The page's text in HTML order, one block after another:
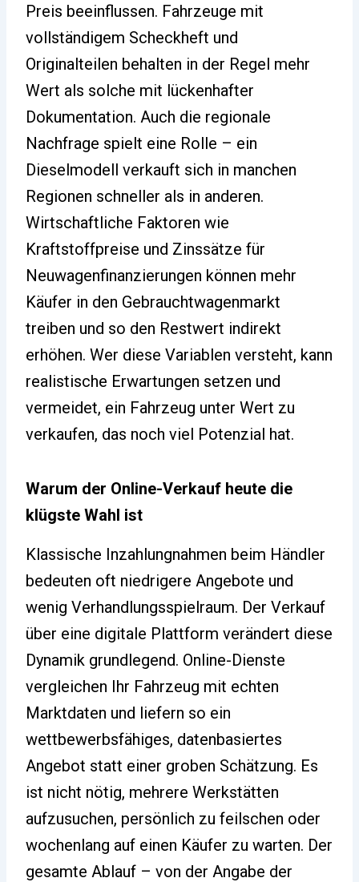
Preis beeinflussen. Fahrzeuge mit
vollständigem Scheckheft und
Originalteilen behalten in der Regel mehr
Wert als solche mit lückenhafter
Dokumentation. Auch die regionale
Nachfrage spielt eine Rolle – ein
Dieselmodell verkauft sich in manchen
Regionen schneller als in anderen.
Wirtschaftliche Faktoren wie
Kraftstoffpreise und Zinssätze für
Neuwagenfinanzierungen können mehr
Käufer in den Gebrauchtwagenmarkt
treiben und so den Restwert indirekt
erhöhen. Wer diese Variablen versteht, kann
realistische Erwartungen setzen und
vermeidet, ein Fahrzeug unter Wert zu
verkaufen, das noch viel Potenzial hat.
Warum der Online-Verkauf heute die
klügste Wahl ist
Klassische Inzahlungnahmen beim Händler
bedeuten oft niedrigere Angebote und
wenig Verhandlungsspielraum. Der Verkauf
über eine digitale Plattform verändert diese
Dynamik grundlegend. Online-Dienste
vergleichen Ihr Fahrzeug mit echten
Marktdaten und liefern so ein
wettbewerbsfähiges, datenbasiertes
Angebot statt einer groben Schätzung. Es
ist nicht nötig, mehrere Werkstätten
aufzusuchen, persönlich zu feilschen oder
wochenlang auf einen Käufer zu warten. Der
gesamte Ablauf – von der Angabe der